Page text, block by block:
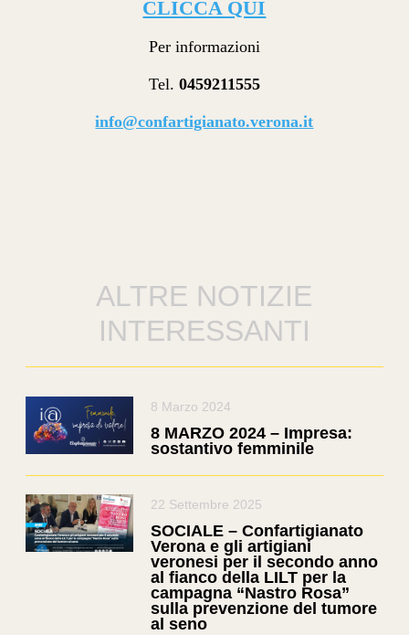
CLICCA QUI
Per informazioni
Tel. 0459211555
info@confartigianato.verona.it
ALTRE NOTIZIE
INTERESSANTI
8 Marzo 2024
8 MARZO 2024 – Impresa:
sostantivo femminile
22 Settembre 2025
SOCIALE – Confartigianato
Verona e gli artigiani
veronesi per il secondo anno
al fianco della LILT per la
campagna “Nastro Rosa”
sulla prevenzione del tumore
al seno